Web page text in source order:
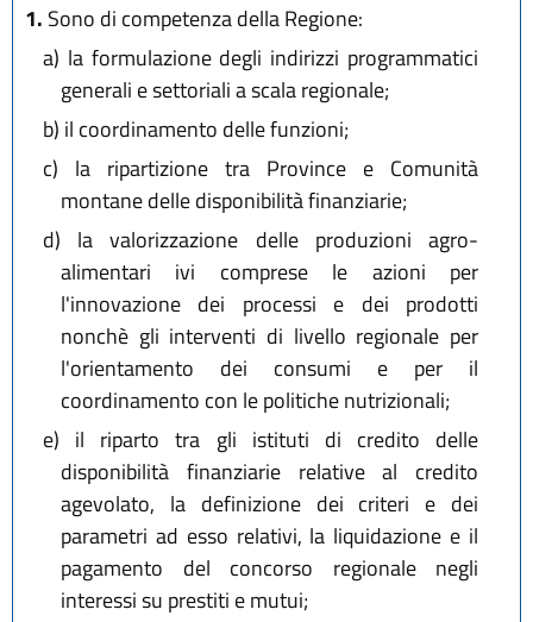
1. Sono di competenza della Regione:
a) la formulazione degli indirizzi programmatici
generali e settoriali a scala regionale;
b) il coordinamento delle funzioni;
c) la ripartizione tra Province e Comunità
montane delle disponibilità finanziarie;
d) la valorizzazione delle produzioni agro-
alimentari ivi comprese le azioni per
l'innovazione dei processi e dei prodotti
nonchè gli interventi di livello regionale per
l'orientamento dei consumi e per il
coordinamento con le politiche nutrizionali;
e) il riparto tra gli istituti di credito delle
disponibilità finanziarie relative al credito
agevolato, la definizione dei criteri e dei
parametri ad esso relativi, la liquidazione e il
pagamento del concorso regionale negli
interessi su prestiti e mutui;